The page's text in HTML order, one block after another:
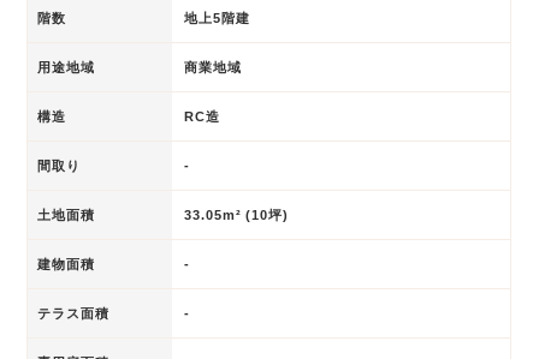
階数 地上5階建
用途地域 商業地域
構造 RC造
間取り -
土地面積 33.05m² (10坪)
建物面積 -
テラス面積 -